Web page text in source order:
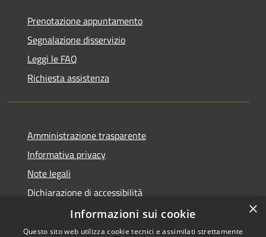
Prenotazione appuntamento
Segnalazione disservizio
Leggi le FAQ
Richiesta assistenza
Amministrazione trasparente
Informativa privacy
Note legali
Dichiarazione di accessibilità
Piano di miglioramento dei servizi
×
Informazioni sui cookie
Questo sito web utilizza cookie tecnici e assimilati strettamente